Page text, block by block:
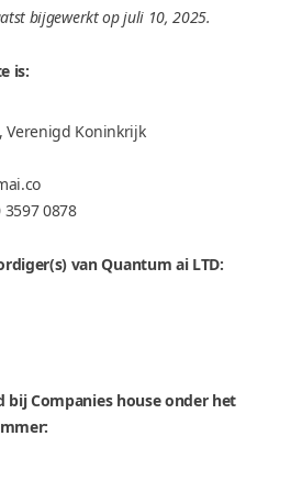
bijgewerkt op juli 10, 2025.
is:
Verenigd Koninkrijk
0878
van Quantum ai LTD:
bij Companies house onder het